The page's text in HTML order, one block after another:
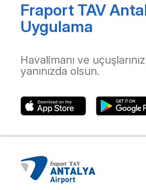
Fraport TAV
Uygulama
Havalimanı ve
yanınızda olsun.